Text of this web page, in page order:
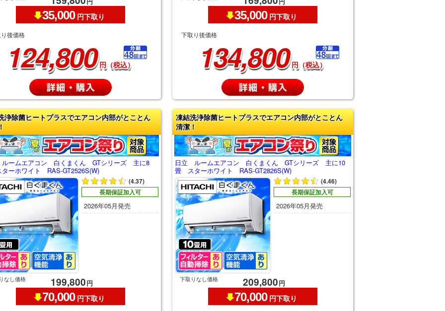
35,000 円下取り
後価格
124,800 円（税込）
35,000 円下取り
下取り後価格
134,800 円（税込）
浄除菌ヒートプラスでエアコン内部がとことん
ームエアコン 白くまくん GTシリーズ 主に8
ーホワイト RAS-GT2526S(W)
(4.37)
長期保証加入可
2026年05月発売
なし価格 199,800円
70,000 円下取り
凍結洗浄除菌ヒートプラスでエアコン内部がとことん
清潔！
日立 ルームエアコン 白くまくん GTシリーズ 主に10
畳 スターホワイト RAS-GT2826S(W)
(4.46)
長期保証加入可
2026年05月発売
下取りなし価格 209,800円
70,000 円下取り